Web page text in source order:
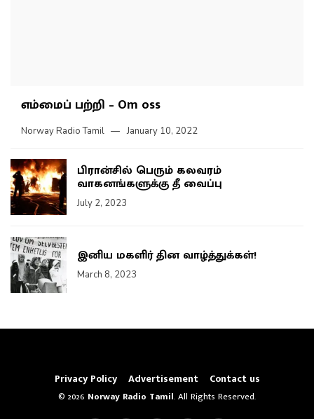
எம்மைப் பற்றி – Om oss
Norway Radio Tamil January 10, 2022
பிரான்சில் பெரும் கலவரம்
வாகனங்களுக்கு தீ வைப்பு
July 2, 2023
இனிய மகளிர் தின வாழ்த்துக்கள்!
March 8, 2023
Privacy Policy Advertisement Contact us
© 2026 Norway Radio Tamil. All Rights Reserved.